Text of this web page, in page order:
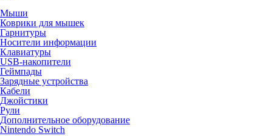
Мыши
Коврики для мышек
Гарнитуры
Носители информации
Клавиатуры
USB-накопители
Геймпады
Зарядные устройства
Кабели
Джойстики
Рули
Дополнительное оборудование
Nintendo Switch